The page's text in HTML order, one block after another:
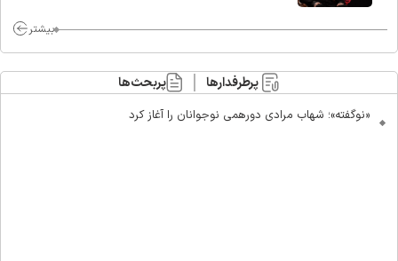
بیشتر
پرطرفدارها پربحث‌ها
«نوگفته»؛ شهاب مرادی دورهمی نوجوانان را آغاز کرد